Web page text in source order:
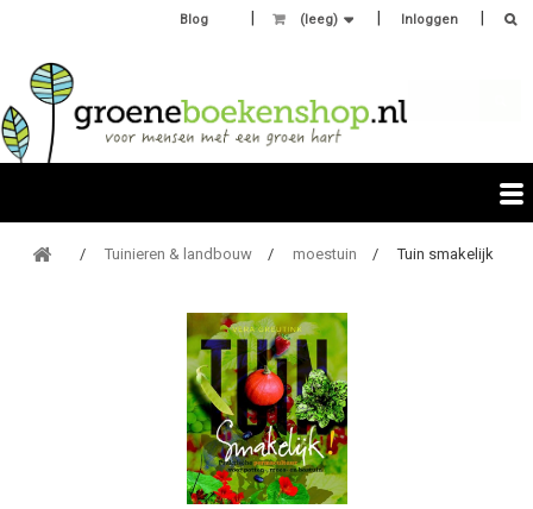
Inloggen
(leeg)
Blog
Tuinieren & landbouw moestuin Tuin smakelijk